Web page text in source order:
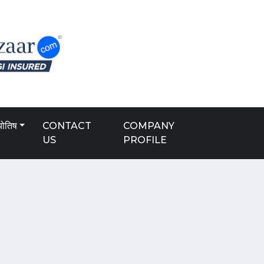
CONTACT
US
COMPANY
PROFILE